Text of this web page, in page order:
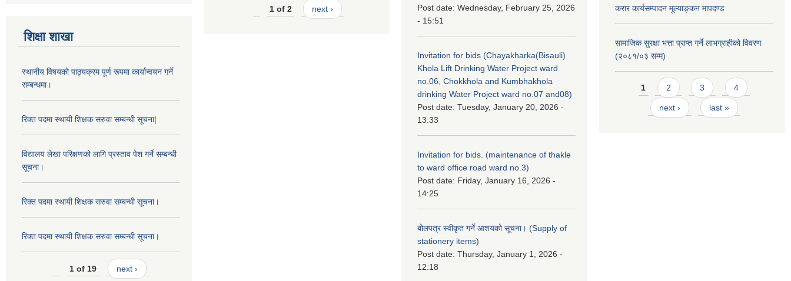
शिक्षा शाखा
स्थानीय विषयको पाठ्यक्रम पूर्ण रूपमा कार्यान्वयन गर्ने
सम्बन्धमा।
रिक्त पदमा स्थायी शिक्षक सरुवा सम्बन्धी सूचना|
विद्यालय लेखा परिक्षणको लागि प्रस्ताव पेश गर्ने सम्बन्धी
सूचना।
रिक्त पदमा स्थायी शिक्षक सरुवा सम्बन्धी सूचना।
रिक्त पदमा स्थायी शिक्षक सरुवा सम्बन्धी सूचना।
1 of 19 next ›
1 of 2 next ›
Post date: Wednesday, February 25, 2026
- 15:51
Invitation for bids (Chayakharka(Bisauli)
Khola Lift Drinking Water Project ward
no.06, Chokkhola and Kumbhakhola
drinking Water Project ward no.07 and08)
Post date: Tuesday, January 20, 2026 -
13:33
Invitation for bids. (maintenance of thakle
to ward office road ward no.3)
Post date: Friday, January 16, 2026 -
14:25
बोलपत्र स्वीकृत गर्ने आशयको सूचना। (Supply of
stationery items)
Post date: Thursday, January 1, 2026 -
12:18
करार कार्यसम्पादन मूल्याङ्कन मापदण्ड
सामाजिक सुरक्षा भत्ता प्राप्त गर्ने लाभग्राहीको विवरण
(२०८१/०३ सम्म)
Pages
1 2 3 4
next › last »